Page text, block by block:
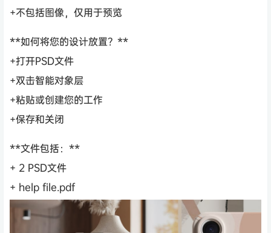
+不包括图像，仅用于预览
**如何将您的设计放置？**
+打开PSD文件
+双击智能对象层
+粘贴或创建您的工作
+保存和关闭
**文件包括：**
+ 2 PSD文件
+ help file.pdf